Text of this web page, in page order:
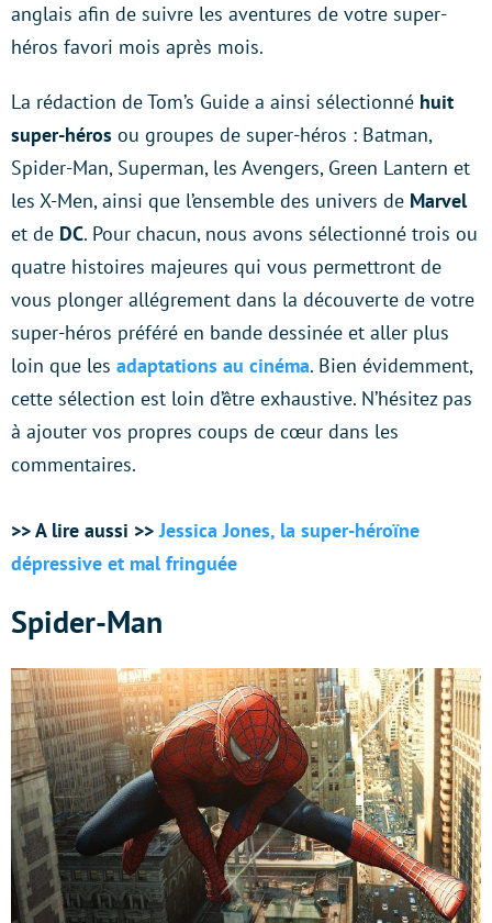
anglais afin de suivre les aventures de votre super-
héros favori mois après mois.
La rédaction de Tom’s Guide a ainsi sélectionné huit
super-héros ou groupes de super-héros : Batman,
Spider-Man, Superman, les Avengers, Green Lantern et
les X-Men, ainsi que l’ensemble des univers de Marvel
et de DC. Pour chacun, nous avons sélectionné trois ou
quatre histoires majeures qui vous permettront de
vous plonger allégrement dans la découverte de votre
super-héros préféré en bande dessinée et aller plus
loin que les adaptations au cinéma. Bien évidemment,
cette sélection est loin d’être exhaustive. N’hésitez pas
à ajouter vos propres coups de cœur dans les
commentaires.
>> A lire aussi >>Jessica Jones, la super-héroïne
dépressive et mal fringuée
Spider-Man